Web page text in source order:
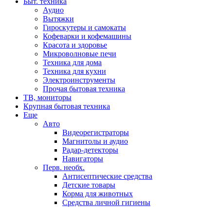
Аудио
Вытяжки
Гироскутеры и самокаты
Кофеварки и кофемашины
Красота и здоровье
Микроволновые печи
Техника для дома
Техника для кухни
Электроинструменты
Прочая бытовая техника
ТВ, мониторы
Крупная бытовая техника
Еще
Авто
Видеорегистраторы
Магнитолы и аудио
Радар-детекторы
Навигаторы
Перв. необх.
Антисептические средства
Детские товары
Корма для животных
Средства личной гигиены